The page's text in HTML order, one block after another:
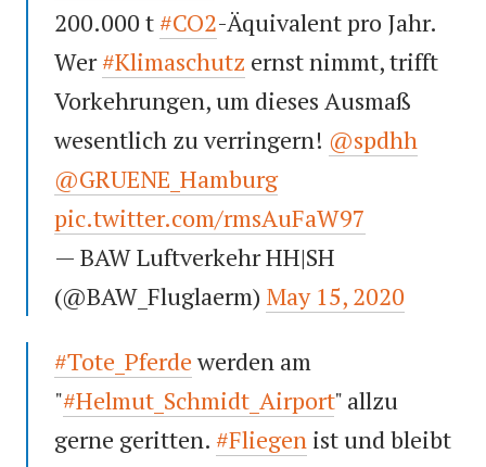
200.000 t#CO2-Äquivalent pro Jahr.
Wer#Klimaschutz ernst nimmt, trifft
Vorkehrungen, um dieses Ausmaß
wesentlich zu verringern! @spdhh
@GRUENE_Hamburg
pic.twitter.com/rmsAuFaW97
— BAW Luftverkehr HH|SH
(@BAW_Fluglaerm) May 15, 2020
#Tote_Pferdewerden am
"#Helmut_Schmidt_Airport" allzu
gerne geritten. #Fliegen ist und bleibt